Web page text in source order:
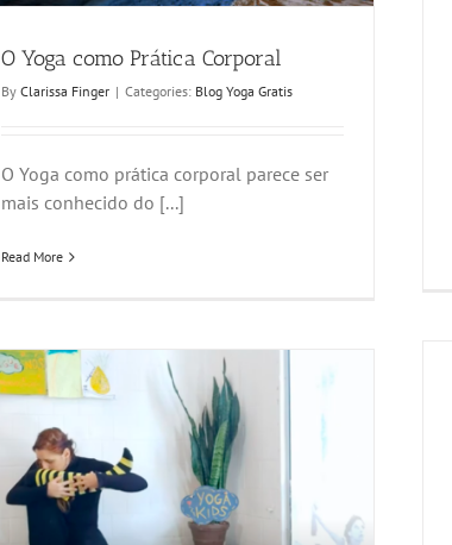
O Yoga como Prática Corporal
By Clarissa Finger | Categories: Blog Yoga Gratis
O Yoga como prática corporal parece ser
mais conhecido do [...]
Read More